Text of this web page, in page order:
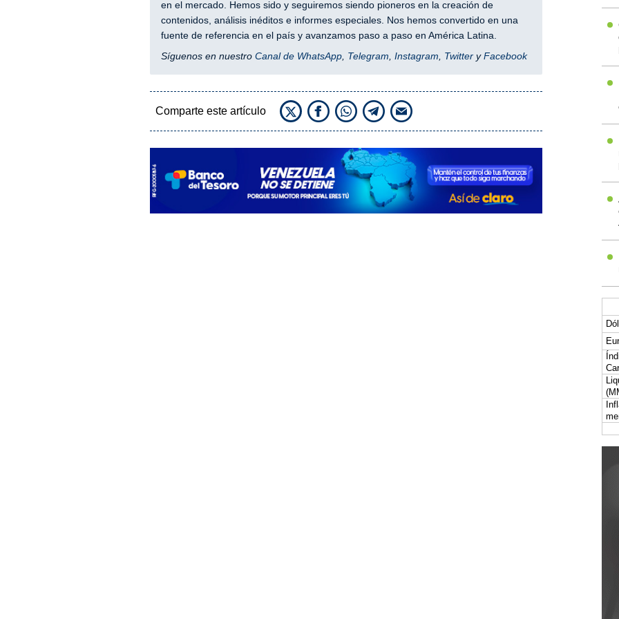
en el mercado. Hemos sido y seguiremos siendo pioneros en la creación de
contenidos, análisis inéditos e informes especiales. Nos hemos convertido en una
fuente de referencia en el país y avanzamos paso a paso en América Latina.
Síguenos en nuestro Canal de WhatsApp, Telegram, Instagram, TwitteryFacebook
Comparte este artículo